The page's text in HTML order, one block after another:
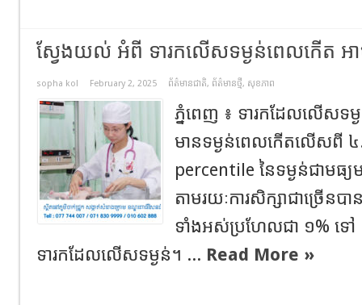
ស្វែងយល់ អំពី ទារកលើសទម្ងន់ពេលកើត អា
sopha kol February 2, 2025 ព័ត៌មានជាតិ, ព័ត៌មានថ្មី, សុខភាព
ភ្នំពេញ ៖ ទារកដែលលើសទម្
មានទម្ងន់ពេលកើតលើសពី
percentile នៃទម្ងន់ជាមធ្យ
តាមរយៈការសិក្សាជាច្រើនបា
ទាំងអស់ប្រហែលជា ១% ទ
ទារកដែលលើសទម្ងន់។ ... Read More »